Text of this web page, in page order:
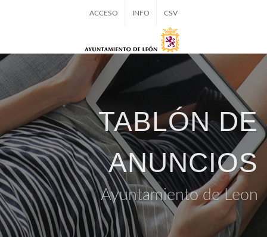
ACCESO INFO CSV
TABLÓN DE
ANUNCIOS
Ayuntamiento de Leon